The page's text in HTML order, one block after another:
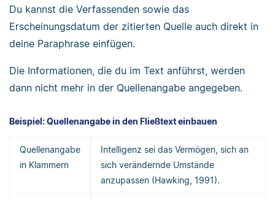
Du kannst die Verfassenden sowie das
Erscheinungsdatum der zitierten Quelle auch direkt in
deine Paraphrase einfügen.
Die Informationen, die du im Text anführst, werden
dann nicht mehr in der Quellenangabe angegeben.
Beispiel: Quellenangabe in den Fließtext einbauen
Quellenangabe
in Klammern
Intelligenz sei das Vermögen, sich an
sich verändernde Umstände
anzupassen (Hawking, 1991).